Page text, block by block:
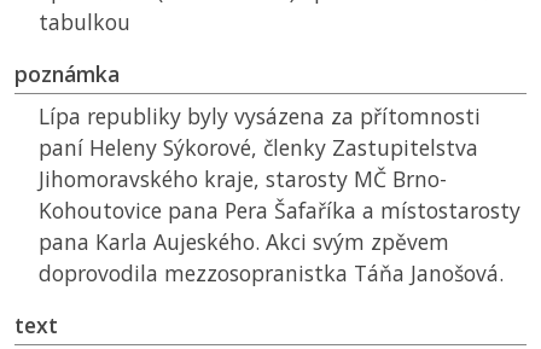
tabulkou
poznámka
Lípa republiky byly vysázena za přítomnosti
paní Heleny Sýkorové, členky Zastupitelstva
Jihomoravského kraje, starosty MČ Brno-
Kohoutovice pana Pera Šafaříka a místostarosty
pana Karla Aujeského. Akci svým zpěvem
doprovodila mezzosopranistka Táňa Janošová.
text